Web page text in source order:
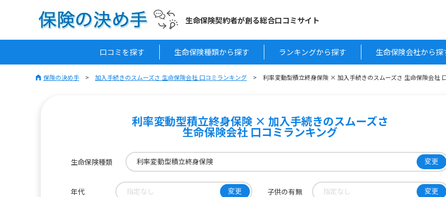
生命保険契約者が創る総合口コミサイト
口コミを探す 生命保険種類から探す ランキングから探す 生命保険会社から探
保険の決め手 加入手続きのスムーズさ 生命保険会社 口コミランキング 利率変動型積立終身保険 × 加入手続きのスムーズさ 生命保険会社
利率変動型積立終身保険 × 加入手続きのスムーズさ
生命保険会社 口コミランキング
生命保険種類 利率変動型積立終身保険 変更
年代 指定なし 変更 子供の有無 指定なし 変更